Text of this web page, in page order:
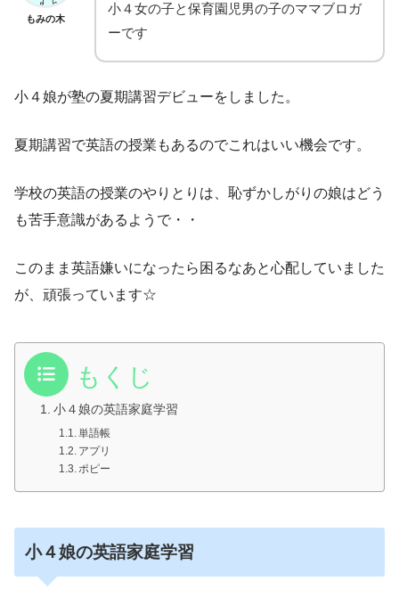
もみの木
小４女の子と保育園児男の子のママブロガ
ーです
小４娘が塾の夏期講習デビューをしました。
夏期講習で英語の授業もあるのでこれはいい機会です。
学校の英語の授業のやりとりは、恥ずかしがりの娘はどう
も苦手意識があるようで・・
このまま英語嫌いになったら困るなあと心配していました
が、頑張っています☆
もくじ
小４娘の英語家庭学習
単語帳
アプリ
ポピー
小４娘の英語家庭学習